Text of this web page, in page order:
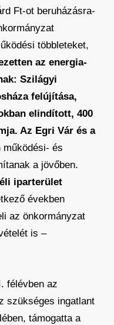
Ft-ot beruházásra-
többleteket,
az energia-
Szilágyi
felújítása,
elindított, 400
Az Egri Vár és a
és
a jövőben.
iparterület
években
az önkormányzat
is –
félévben az
szükséges ingatlant
támogatta a